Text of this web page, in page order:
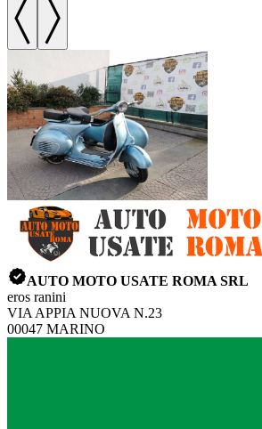
AUTO MOTO USATE ROMA SRL
eros ranini
VIA APPIA NUOVA N.23
00047 MARINO